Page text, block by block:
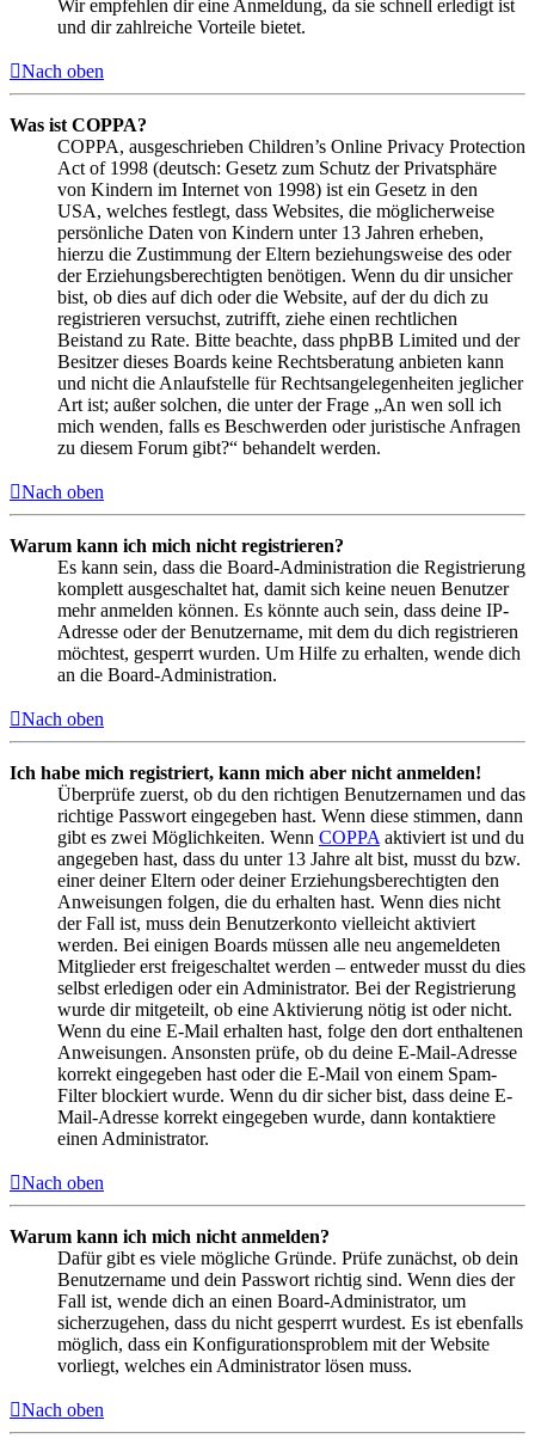
Wir empfehlen dir eine Anmeldung, da sie schnell erledigt ist
und dir zahlreiche Vorteile bietet.
Nach oben
Was ist COPPA?
COPPA, ausgeschrieben Children’s Online Privacy Protection
Act of 1998 (deutsch: Gesetz zum Schutz der Privatsphäre
von Kindern im Internet von 1998) ist ein Gesetz in den
USA, welches festlegt, dass Websites, die möglicherweise
persönliche Daten von Kindern unter 13 Jahren erheben,
hierzu die Zustimmung der Eltern beziehungsweise des oder
der Erziehungsberechtigten benötigen. Wenn du dir unsicher
bist, ob dies auf dich oder die Website, auf der du dich zu
registrieren versuchst, zutrifft, ziehe einen rechtlichen
Beistand zu Rate. Bitte beachte, dass phpBB Limited und der
Besitzer dieses Boards keine Rechtsberatung anbieten kann
und nicht die Anlaufstelle für Rechtsangelegenheiten jeglicher
Art ist; außer solchen, die unter der Frage „An wen soll ich
mich wenden, falls es Beschwerden oder juristische Anfragen
zu diesem Forum gibt?“ behandelt werden.
Nach oben
Warum kann ich mich nicht registrieren?
Es kann sein, dass die Board-Administration die Registrierung
komplett ausgeschaltet hat, damit sich keine neuen Benutzer
mehr anmelden können. Es könnte auch sein, dass deine IP-
Adresse oder der Benutzername, mit dem du dich registrieren
möchtest, gesperrt wurden. Um Hilfe zu erhalten, wende dich
an die Board-Administration.
Nach oben
Ich habe mich registriert, kann mich aber nicht anmelden!
Überprüfe zuerst, ob du den richtigen Benutzernamen und das
richtige Passwort eingegeben hast. Wenn diese stimmen, dann
gibt es zwei Möglichkeiten. Wenn COPPA aktiviert ist und du
angegeben hast, dass du unter 13 Jahre alt bist, musst du bzw.
einer deiner Eltern oder deiner Erziehungsberechtigten den
Anweisungen folgen, die du erhalten hast. Wenn dies nicht
der Fall ist, muss dein Benutzerkonto vielleicht aktiviert
werden. Bei einigen Boards müssen alle neu angemeldeten
Mitglieder erst freigeschaltet werden – entweder musst du dies
selbst erledigen oder ein Administrator. Bei der Registrierung
wurde dir mitgeteilt, ob eine Aktivierung nötig ist oder nicht.
Wenn du eine E-Mail erhalten hast, folge den dort enthaltenen
Anweisungen. Ansonsten prüfe, ob du deine E-Mail-Adresse
korrekt eingegeben hast oder die E-Mail von einem Spam-
Filter blockiert wurde. Wenn du dir sicher bist, dass deine E-
Mail-Adresse korrekt eingegeben wurde, dann kontaktiere
einen Administrator.
Nach oben
Warum kann ich mich nicht anmelden?
Dafür gibt es viele mögliche Gründe. Prüfe zunächst, ob dein
Benutzername und dein Passwort richtig sind. Wenn dies der
Fall ist, wende dich an einen Board-Administrator, um
sicherzugehen, dass du nicht gesperrt wurdest. Es ist ebenfalls
möglich, dass ein Konfigurationsproblem mit der Website
vorliegt, welches ein Administrator lösen muss.
Nach oben